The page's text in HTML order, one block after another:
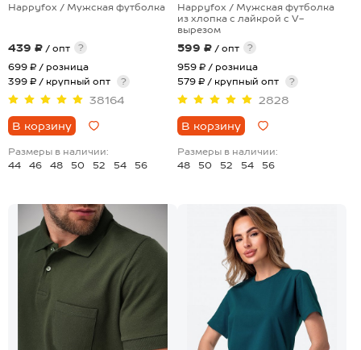
Happyfox / Мужская футболка
439 ₽ / опт
?
699 ₽ / розница
399 ₽ / крупный опт
?
38164
В корзину
Размеры в наличии:
44
46 48 50 52 54 56
Happyfox / Мужская футболка
из хлопка с лайкрой с V-
вырезом
599 ₽ / опт
?
959 ₽ / розница
579 ₽ / крупный опт
?
2828
В корзину
Размеры в наличии:
48
50 52 54 56